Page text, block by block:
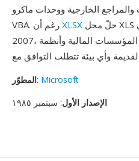
الخارجية ووحدات ماكرو
XLSX
2007، يستمر التنسيق الثنائي في المؤسسات المالية وأنظمة
المطوّر: Microsoft
الإصدار الأول: سبتمبر ١٩٨٥